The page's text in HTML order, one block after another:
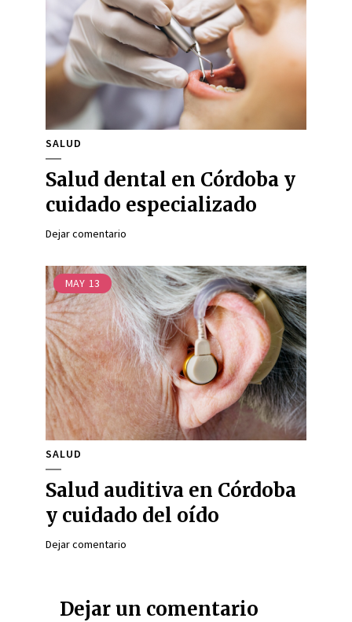
SALUD
Salud dental en Córdoba y
cuidado especializado
Dejar comentario
MAY 13
SALUD
Salud auditiva en Córdoba
y cuidado del oído
Dejar comentario
Dejar un comentario